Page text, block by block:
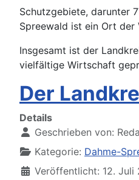
Schutzgebiete, darunter
Spreewald ist ein Ort der
Insgesamt ist der
vielfältige Wirtschaft
Der
Details
Geschrieben von:
Kategorie: Dahme-
Veröffentlicht: 12. Juli